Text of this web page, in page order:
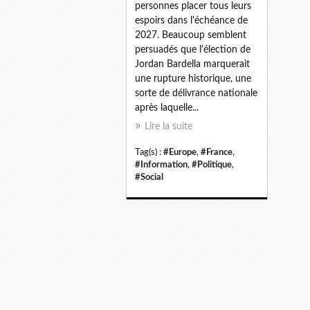
personnes placer tous leurs
espoirs dans l'échéance de
2027. Beaucoup semblent
persuadés que l'élection de
Jordan Bardella marquerait
une rupture historique, une
sorte de délivrance nationale
après laquelle...
Lire la suite
Tag(s) : #Europe, #France,
#Information, #Politique,
#Social